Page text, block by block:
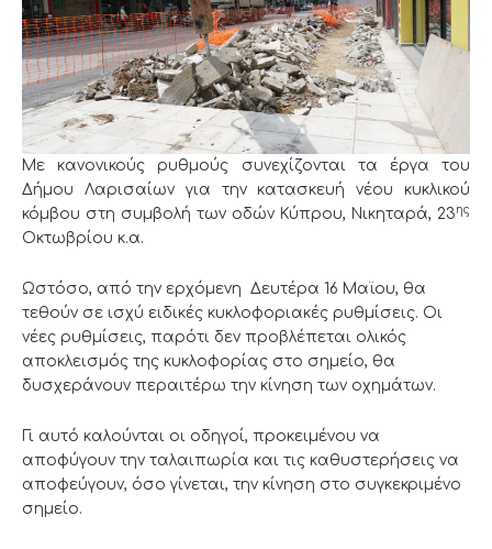
Με κανονικούς ρυθμούς συνεχίζονται τα έργα του
Δήμου Λαρισαίων για την κατασκευή νέου κυκλικού
κόμβου στη συμβολή των οδών Κύπρου, Νικηταρά, 23ης
Οκτωβρίου κ.α.
Ωστόσο, από την ερχόμενη Δευτέρα 16 Μαϊου, θα
τεθούν σε ισχύ ειδικές κυκλοφοριακές ρυθμίσεις. Οι
νέες ρυθμίσεις, παρότι δεν προβλέπεται ολικός
αποκλεισμός της κυκλοφορίας στο σημείο, θα
δυσχεράνουν περαιτέρω την κίνηση των οχημάτων.
Γι αυτό καλούνται οι οδηγοί, προκειμένου να
αποφύγουν την ταλαιπωρία και τις καθυστερήσεις να
αποφεύγουν, όσο γίνεται, την κίνηση στο συγκεκριμένο
σημείο.